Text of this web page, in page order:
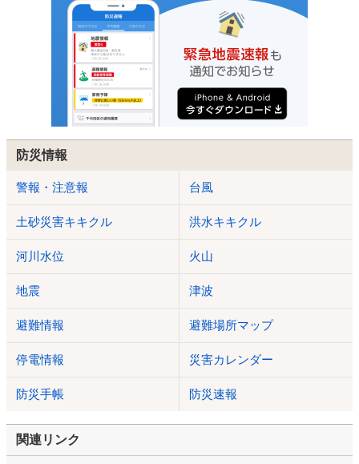
防災情報
警報・注意報 台風
土砂災害キキクル 洪水キキクル
河川水位 火山
地震 津波
避難情報 避難場所マップ
停電情報 災害カレンダー
防災手帳 防災速報
関連リンク